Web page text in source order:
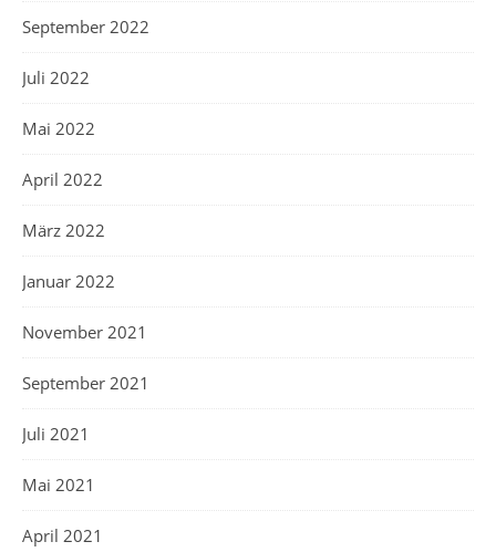
September 2022
Juli 2022
Mai 2022
April 2022
März 2022
Januar 2022
November 2021
September 2021
Juli 2021
Mai 2021
April 2021